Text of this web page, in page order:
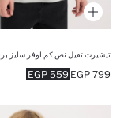
559 EGP 799 EGP